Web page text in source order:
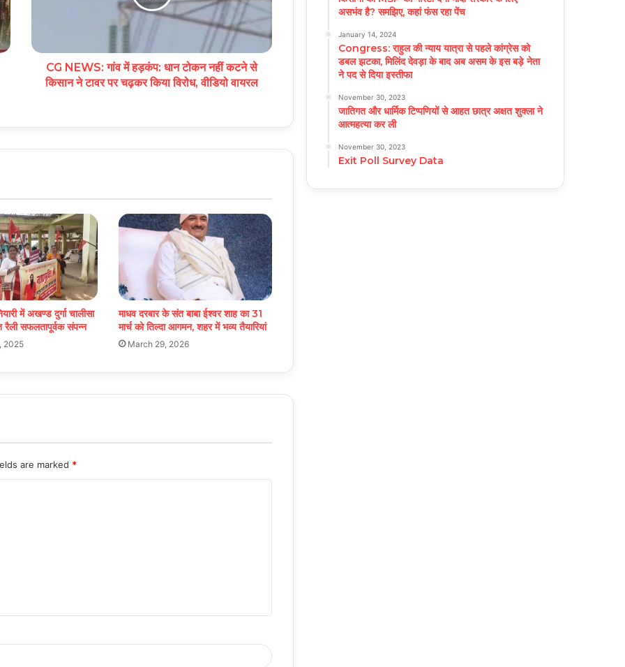
CG NEWS: गांव में हड़कंप: धान टोकन नहीं कटने से
किसान ने टावर पर चढ़कर किया विरोध, वीडियो वायरल
में अखण्ड दुर्गा चालीसा
रैली सफलतापूर्वक संपन्न
2025
माधव दरबार के संत बाबा ईश्वर शाह का 31
मार्च को तिल्दा आगमन, शहर में भव्य तैयारियां
March 29, 2026
are marked *
असभंव है? समझिए, कहां फंस रहा पेंच
January 14, 2024
Congress: राहुल की न्याय यात्रा से पहले कांग्रेस को
डबल झटका, मिलिंद देवड़ा के बाद अब असम के इस बड़े नेता
ने पद से दिया इस्तीफा
November 30, 2023
जातिगत और धार्मिक टिप्पणियों से आहत छात्र अक्षत शुक्ला ने
आत्महत्या कर ली
November 30, 2023
Exit Poll Survey Data